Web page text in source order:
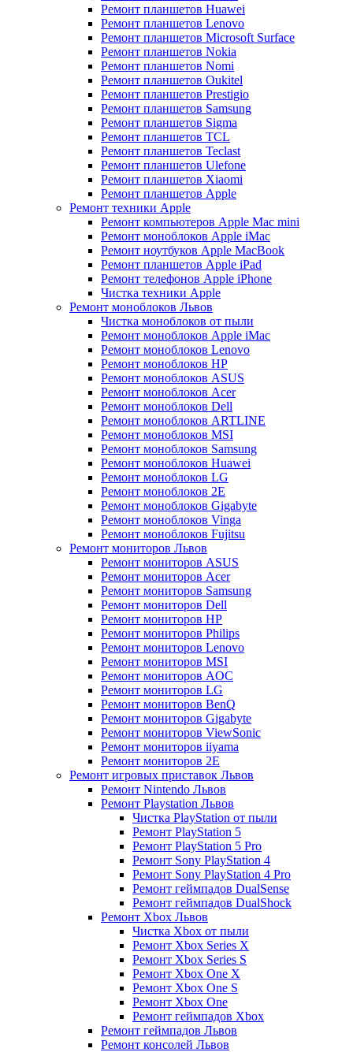
Ремонт планшетов Huawei
Ремонт планшетов Lenovo
Ремонт планшетов Microsoft Surface
Ремонт планшетов Nokia
Ремонт планшетов Nomi
Ремонт планшетов Oukitel
Ремонт планшетов Prestigio
Ремонт планшетов Samsung
Ремонт планшетов Sigma
Ремонт планшетов TCL
Ремонт планшетов Teclast
Ремонт планшетов Ulefone
Ремонт планшетов Xiaomi
Ремонт планшетов Apple
Ремонт техники Apple
Ремонт компьютеров Apple Mac mini
Ремонт моноблоков Apple iMac
Ремонт ноутбуков Apple MacBook
Ремонт планшетов Apple iPad
Ремонт телефонов Apple iPhone
Чистка техники Apple
Ремонт моноблоков Львов
Чистка моноблоков от пыли
Ремонт моноблоков Apple iMac
Ремонт моноблоков Lenovo
Ремонт моноблоков HP
Ремонт моноблоков ASUS
Ремонт моноблоков Acer
Ремонт моноблоков Dell
Ремонт моноблоков ARTLINE
Ремонт моноблоков MSI
Ремонт моноблоков Samsung
Ремонт моноблоков Huawei
Ремонт моноблоков LG
Ремонт моноблоков 2E
Ремонт моноблоков Gigabyte
Ремонт моноблоков Vinga
Ремонт моноблоков Fujitsu
Ремонт мониторов Львов
Ремонт мониторов ASUS
Ремонт мониторов Acer
Ремонт мониторов Samsung
Ремонт мониторов Dell
Ремонт мониторов HP
Ремонт мониторов Philips
Ремонт мониторов Lenovo
Ремонт мониторов MSI
Ремонт мониторов AOC
Ремонт мониторов LG
Ремонт мониторов BenQ
Ремонт мониторов Gigabyte
Ремонт мониторов ViewSonic
Ремонт мониторов iiyama
Ремонт мониторов 2E
Ремонт игровых приставок Львов
Ремонт Nintendo Львов
Ремонт Playstation Львов
Чистка PlayStation от пыли
Ремонт PlayStation 5
Ремонт PlayStation 5 Pro
Ремонт Sony PlayStation 4
Ремонт Sony PlayStation 4 Pro
Ремонт геймпадов DualSense
Ремонт геймпадов DualShock
Ремонт Xbox Львов
Чистка Xbox от пыли
Ремонт Xbox Series X
Ремонт Xbox Series S
Ремонт Xbox One X
Ремонт Xbox One S
Ремонт Xbox One
Ремонт геймпадов Xbox
Ремонт геймпадов Львов
Ремонт консолей Львов